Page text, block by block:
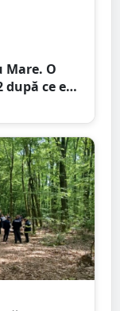
Mare. O
ce era